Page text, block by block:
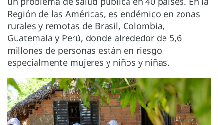
Región de las Américas, es endémico en zonas
rurales y remotas de Brasil, Colombia,
Guatemala y Perú, donde alrededor de 5,6
millones de personas están en riesgo,
especialmente mujeres y niños y niñas.